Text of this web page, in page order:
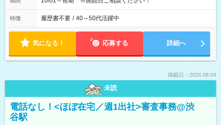
特徴 履歴書不要 / 40～50代活躍中
気になる！ 応募する 詳細へ
掲載日：2026.08.04
未読
電話なし！<ほぼ在宅／週1出社>審査事務@渋
谷駅